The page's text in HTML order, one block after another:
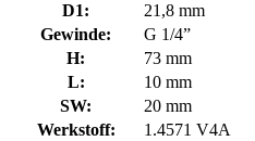
D1:
21,8 mm
Gewinde:
G 1/4”
H:
73 mm
L:
10 mm
SW:
20 mm
Werkstoff:
1.4571 V4A